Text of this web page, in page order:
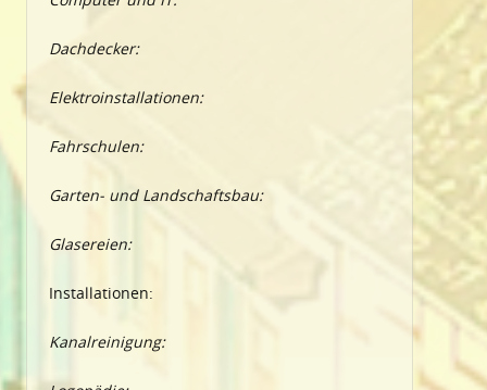
Dachdecker:
Elektroinstallationen:
Fahrschulen:
Garten- und Landschaftsbau:
Glasereien:
Installationen:
Kanalreinigung: